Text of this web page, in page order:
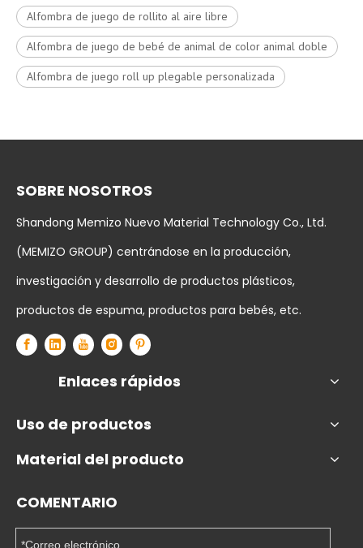
Alfombra de juego de rollito al aire libre
Alfombra de juego de bebé de animal de color animal doble
Alfombra de juego roll up plegable personalizada
SOBRE NOSOTROS
Shandong Memizo Nuevo Material Technology Co., Ltd.
(MEMIZO GROUP) centrándose en la producción,
investigación y desarrollo de productos plásticos,
productos de espuma, productos para bebés, etc.
Enlaces rápidos
Uso de productos
Material del producto
COMENTARIO